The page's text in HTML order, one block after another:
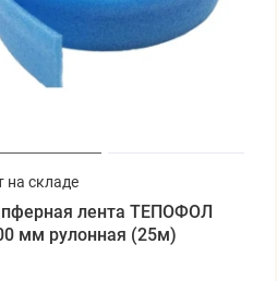
на складе
лента ТЕПОФОЛ
мм рулонная (25м)